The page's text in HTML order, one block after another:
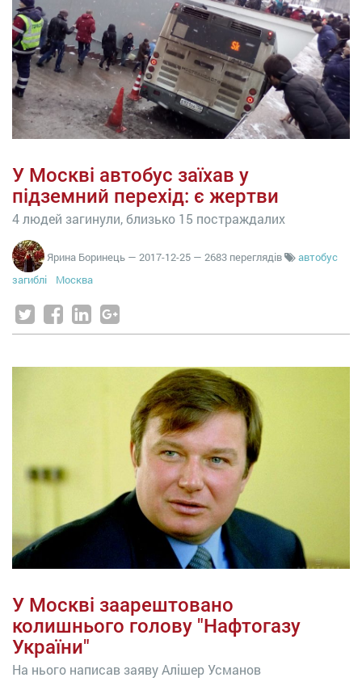
У Москві автобус заїхав у
підземний перехід: є жертви
4 людей загинули, близько 15 постраждалих
Ярина Боринець — 2017-12-25 — 2683 переглядів
автобус
загиблі
Москва
У Москві заарештовано
колишнього голову "Нафтогазу
України"
На нього написав заяву Алішер Усманов